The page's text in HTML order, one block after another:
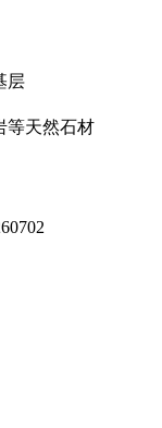
层
等天然石材